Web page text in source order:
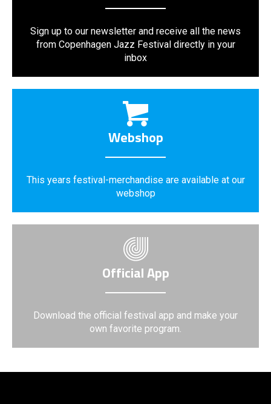
Sign up to our newsletter and receive all the news
from Copenhagen Jazz Festival directly in your
inbox
Webshop
This years festival-merchandise are available at our
webshop
Official App
Download the official festival app and make your
own favorite program.